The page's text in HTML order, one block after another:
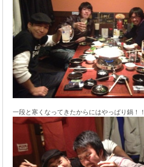
一段と寒くなってきたからにはやっぱり鍋！！